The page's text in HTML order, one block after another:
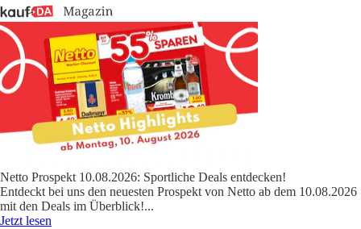
Netto Prospekt 10.08.2026: Sportliche Deals entdecken!
Entdeckt bei uns den neuesten Prospekt von Netto ab dem 10.08.2026
mit den Deals im Überblick!...
Jetzt lesen